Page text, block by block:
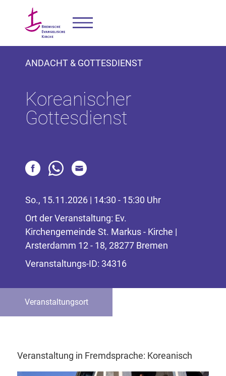
ANDACHT & GOTTESDIENST
Koreanischer
Gottesdienst
So., 15.11.2026 | 14:30 - 15:30 Uhr
Ort der Veranstaltung: Ev.
Kirchengemeinde St. Markus - Kirche |
Arsterdamm 12 - 18, 28277 Bremen
Veranstaltungs-ID: 34316
Veranstaltungsort
Veranstaltung in Fremdsprache: Koreanisch